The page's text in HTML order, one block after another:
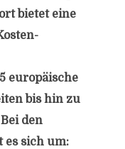
bietet eine
europäische
bis hin zu
den
es sich um: